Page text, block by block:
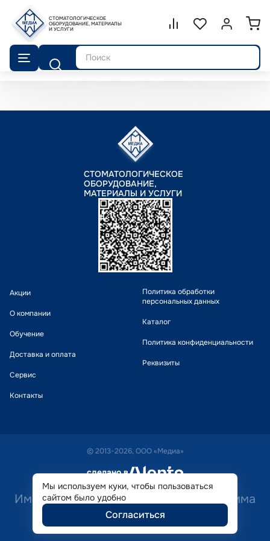
СТОМАТОЛОГИЧЕСКОЕ
ОБОРУДОВАНИЕ, МАТЕРИАЛЫ
И УСЛУГИ
Сравнение.
СписокВойти или
Поиск
СТОМАТОЛОГИЧЕСКОЕ
ОБОРУДОВАНИЕ,
МАТЕРИАЛЫ И УСЛУГИ
Акции
О компании
Обучение
Доставка и оплата
Сервис
Контакты
Политика обработки
персональных данных
Каталог
Политика конфиденциальности
Реквизиты
© 2013-2026, ООО «Медиа»
сделано в alente
Имеются противопоказания. Необходима
консультация специалиста.
Мы используем куки, чтобы пользоваться
сайтом было удобно
Согласиться